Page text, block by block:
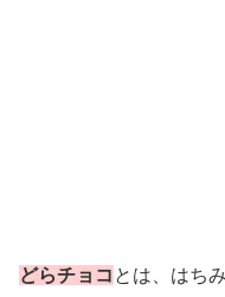
どらチョコ とは、はち